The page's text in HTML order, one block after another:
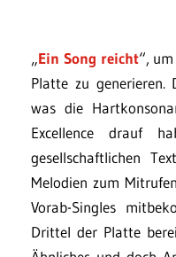
„Ein Song reicht“,
Platte zu generieren.
was die
Excellence drauf
gesellschaftlichen
Melodien zum
Vorab-Singles
Drittel der Platte